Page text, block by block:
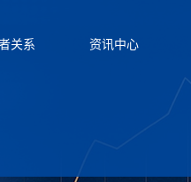
关系 资讯中心